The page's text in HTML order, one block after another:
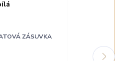
ZÁSUVKA
ELITE -